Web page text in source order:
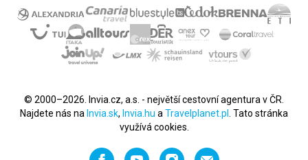
© 2000–2026. Invia.cz, a.s. - největší cestovní agentura v ČR.
Najdete nás na Invia.sk, Invia.hu a Travelplanet.pl
. Tato stránka
využívá cookies.